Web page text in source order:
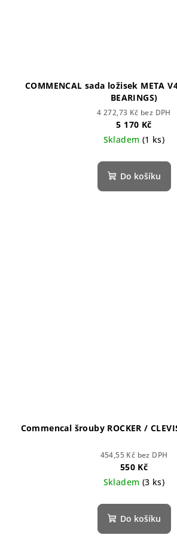
COMMENCAL sada ložisek META
BEARINGS)
4 272,73 Kč bez DPH
5 170 Kč
Skladem (1 ks)
Do košíku
Commencal šrouby ROCKER /
454,55 Kč bez DPH
550 Kč
Skladem (3 ks)
Do košíku